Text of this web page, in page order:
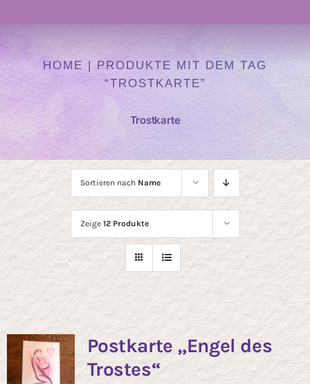
Navigation
Atelier
Kurse
Auftragskunst
Kunst Onlineshop
Über mich
Kontakt
HOME | PRODUKTE MIT DEM TAG
“TROSTKARTE”
Trostkarte
Sortieren nach Name
Zeige 12 Produkte
Postkarte „Engel des
Trostes“